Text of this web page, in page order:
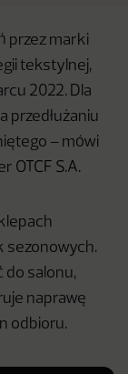
przez marki
tekstylnej,
2022. Dla
przedłużaniu
– mówi
OTCF S.A.
sezonowych.
do salonu,
naprawę
odbioru.